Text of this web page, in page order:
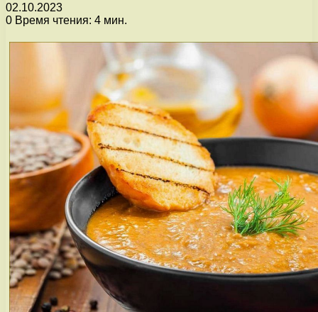
02.10.2023
0 Время чтения: 4 мин.